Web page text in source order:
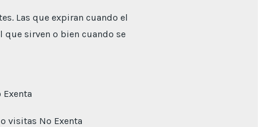
Las que expiran cuando el
que sirven o bien cuando se
visitas No Exenta